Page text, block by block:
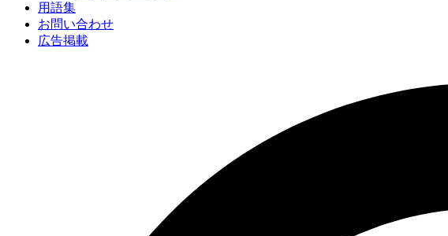
用語集
お問い合わせ
広告掲載